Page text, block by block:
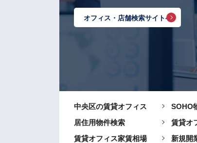
オフィス・店舗検索サイトへ
中央区の賃貸オフィス
居住用物件検索
賃貸オフィス家賃相場
SOHO
賃貸オ
新規開